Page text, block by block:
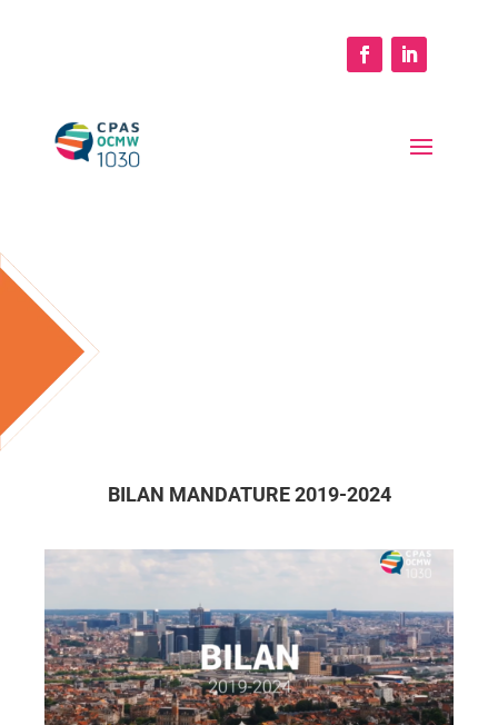
BILAN MANDATURE 2019-2024